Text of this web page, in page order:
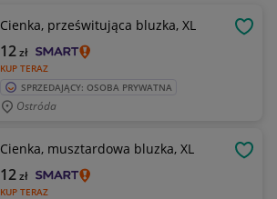
Cienka, prześwitująca bluzka, XL
KUP TERAZ
12zł
SPRZEDAJĄCY: OSOBA PRYWATNA
Ostróda
Cienka, musztardowa bluzka, XL
KUP TERAZ
12zł